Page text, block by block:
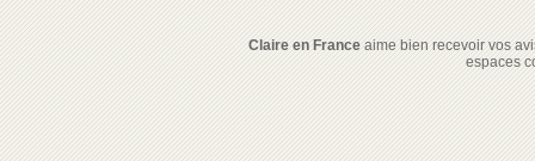
Claire en Franceaime bien recevoir vos
espaces